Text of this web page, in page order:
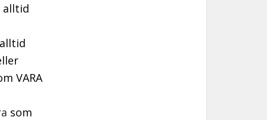
alltid
VARA
som